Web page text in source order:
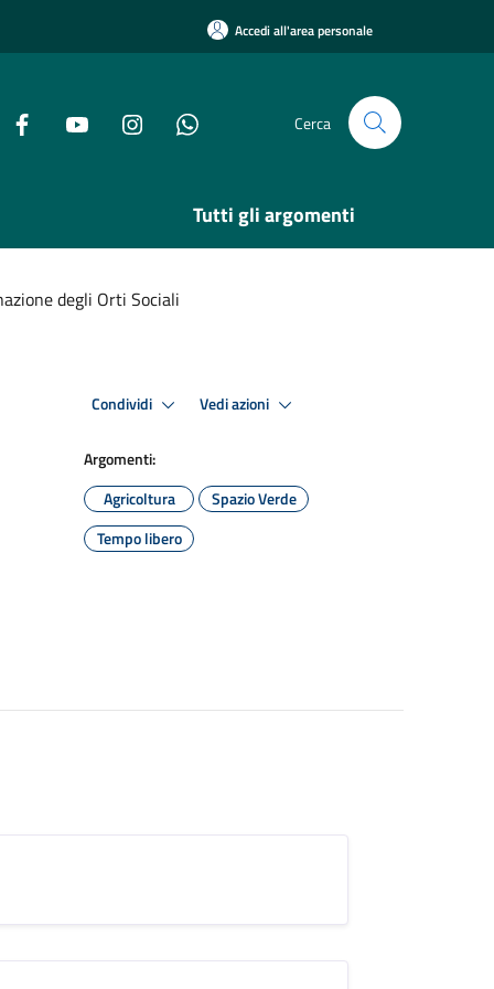
Accedi all'area personale
Cerca
Tutti gli argomenti
degli Orti Sociali
Condividi Vedi azioni
Argomenti:
Agricoltura
Spazio Verde
Tempo libero